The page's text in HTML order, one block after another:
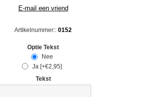
Artikelnummer:: 0152
Optie Tekst
Nee
Ja [+€2,95]
Tekst